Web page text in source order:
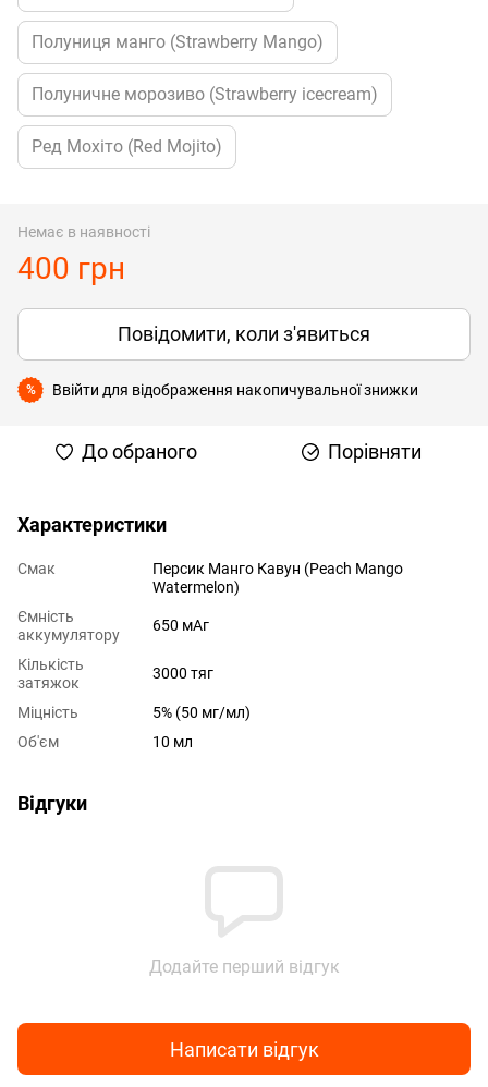
Полуниця манго (Strawberry Mango)
Полуничне морозиво (Strawberry icecream)
Ред Мохіто (Red Mojito)
Немає в наявності
400 грн
Повідомити, коли з'явиться
% Ввійти для відображення накопичувальної знижки
До обраного Порівняти
Характеристики
Смак
Персик Манго Кавун (Peach Mango
Watermelon)
Ємність
аккумулятору
650 мАг
Кількість
затяжок
3000 тяг
Міцність
5% (50 мг/мл)
Об'єм
10 мл
Відгуки
Додайте перший відгук
Написати відгук